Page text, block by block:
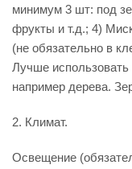
минимум 3 шт: под
фрукты и т.д.; 4)
(не обязательно в
Лучше использовать
например дерева.
2. Климат.
Освещение